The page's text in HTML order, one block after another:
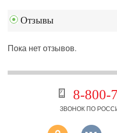
Отзывы
Пока нет отзывов.
8-800-
ЗВОНОК ПО